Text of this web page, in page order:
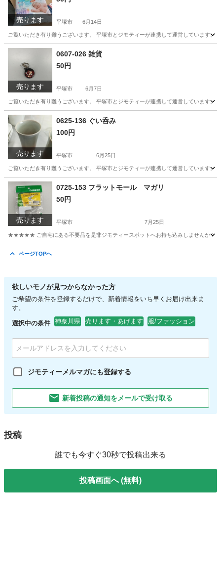
売ります 平塚市 6月14日
ご覧いただき有り難うございます。 平塚市とジモティーが連携して運営していま
神奈川 平塚市 生活雑貨
売ります
0607-026 雑貨
50円
平塚市 6月7日
ご覧いただき有り難うございます。 平塚市とジモティーが連携して運営していま
神奈川 平塚市 リユース
売ります
0625-136 ぐい呑み
100円
平塚市 6月25日
ご覧いただき有り難うございます。 平塚市とジモティーが連携して運営していま
神奈川 平塚市 リユース
売ります
0725-153 フラットモール マガリ
50円
平塚市 7月25日
★★★★★ ご自宅にある不要品を是非ジモティースポットへお持ち込みしませんか？
ページTOPへ
欲しいモノが見つからなかった方
ご希望の条件を登録するだけで、新着情報をいち早くお届け出来ま
す。
選択中の条件 神奈川県 売ります・あげます 服/ファッション
ジモティーメルマガにも登録する
新着投稿の通知をメールで受け取る
投稿
誰でも今すぐ30秒で投稿出来る
投稿画面へ (無料)